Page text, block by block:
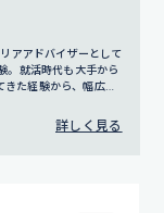
アアドバイザーとして
。就活時代も大手から
た経験から、幅広い
詳しく見る